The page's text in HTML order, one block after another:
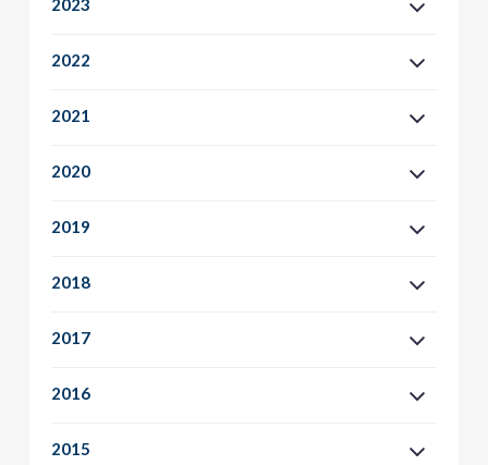
2023
2022
2021
2020
2019
2018
2017
2016
2015